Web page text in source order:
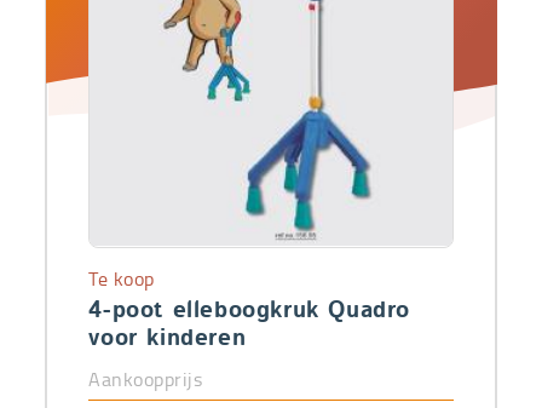
4-poot elleboogkruk Quadro
voor kinderen
Te koop
Aankoopprijs